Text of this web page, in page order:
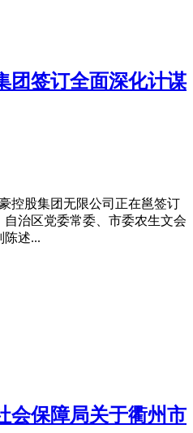
团签订全面深化计谋
控股集团无限公司正在邕签订
治区党委常委、市委农生文会
陈述...
会保障局关于衢州市